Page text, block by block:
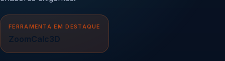
FERRAMENTA EM DESTAQUE
ZoomCalc3D